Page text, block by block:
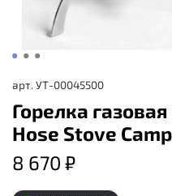
арт. УТ-00045500
Горелка
Hose Stove
8 670 ₽